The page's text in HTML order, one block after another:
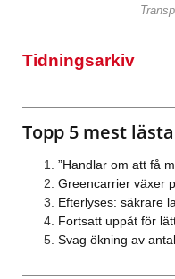
Tidningsarkiv
Topp 5 mest lästa
”Handlar om att få
Greencarrier växer
Efterlyses: säkrare
Fortsatt uppåt för
Svag ökning av